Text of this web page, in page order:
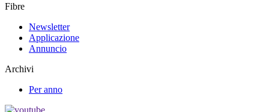
Fibre
Newsletter
Applicazione
Annuncio
Archivi
Per anno